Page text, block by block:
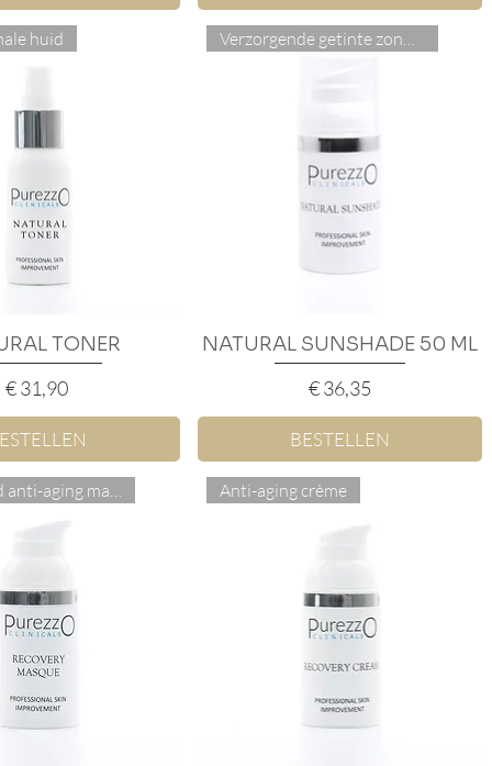
overzicht
huid
TONER
Prijs
€ 31,90
Snel overzicht
NATURAL SUNSHADE 50 ML
Prijs
€ 36,35
BESTELLEN
Verzorgend anti-aging masker Anti-aging crème